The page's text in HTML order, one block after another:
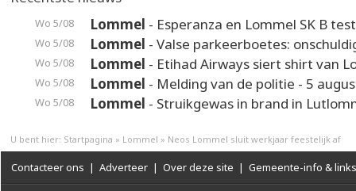
Wo 5/08 Lommel - Esperanza en Lommel SK B
Wo 5/08 Lommel - Valse parkeerboetes:
Wo 5/08 Lommel - Etihad Airways siert shirt van
Wo 5/08 Lommel - Melding van de politie - 5
Wo 5/08 Lommel - Struikgewas in brand in
U bent hier: Startpagina » Lommel » Neos Lommel sluit werkjaar feestelijk af
Contacteer ons | Adverteer | Over deze site | Gemeente-info & links